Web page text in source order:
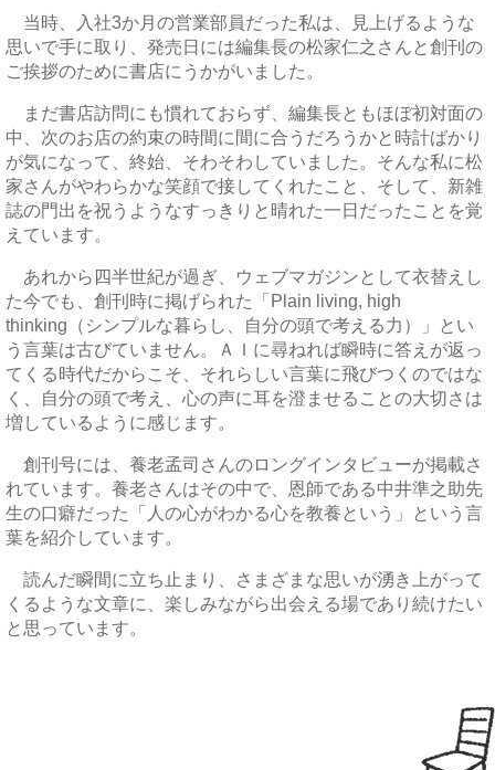
当時、入社3か月の営業部員だった私は、見上げるような
思いで手に取り、発売日には編集長の松家仁之さんと創刊の
ご挨拶のために書店にうかがいました。
まだ書店訪問にも慣れておらず、編集長ともほぼ初対面の
中、次のお店の約束の時間に間に合うだろうかと時計ばかり
が気になって、終始、そわそわしていました。そんな私に松
家さんがやわらかな笑顔で接してくれたこと、そして、新雑
誌の門出を祝うようなすっきりと晴れた一日だったことを覚
えています。
あれから四半世紀が過ぎ、ウェブマガジンとして衣替えし
た今でも、創刊時に掲げられた「Plain living, high
thinking（シンプルな暮らし、自分の頭で考える力）」とい
う言葉は古びていません。ＡＩに尋ねれば瞬時に答えが返っ
てくる時代だからこそ、それらしい言葉に飛びつくのではな
く、自分の頭で考え、心の声に耳を澄ませることの大切さは
増しているように感じます。
創刊号には、養老孟司さんのロングインタビューが掲載さ
れています。養老さんはその中で、恩師である中井準之助先
生の口癖だった「人の心がわかる心を教養という」という言
葉を紹介しています。
読んだ瞬間に立ち止まり、さまざまな思いが湧き上がって
くるような文章に、楽しみながら出会える場であり続けたい
と思っています。